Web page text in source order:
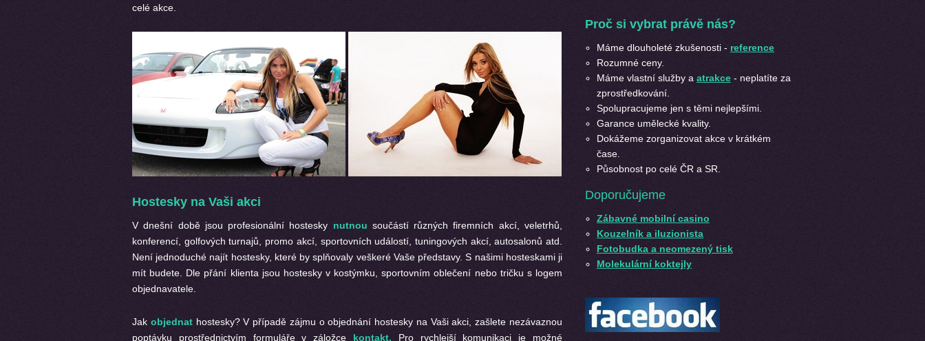
celé akce.
Hostesky na Vaši akci
V dnešní době jsou profesionální hostesky nutnou součástí různých firemních akcí, veletrhů,
konferencí, golfových turnajů, promo akcí, sportovních událostí, tuningových akcí, autosalonů atd.
Není jednoduché najít hostesky, které by splňovaly veškeré Vaše představy. S našimi hosteskami ji
mít budete. Dle přání klienta jsou hostesky v kostýmku, sportovním oblečení nebo tričku s logem
objednavatele.
Jak objednathostesky? V případě zájmu o objednání hostesky na Vaši akci, zašlete nezávaznou
poptávku prostřednictvím formuláře v záložce kontakt. Pro rychlejší komunikaci je možné
Proč si vybrat právě nás?
Máme dlouholeté zkušenosti - reference
Rozumné ceny.
Máme vlastní služby a atrakce - neplatíte za
zprostředkování.
Spolupracujeme jen s těmi nejlepšími.
Garance umělecké kvality.
Dokážeme zorganizovat akce v krátkém
čase.
Působnost po celé ČR a SR.
Doporučujeme
Zábavné mobilní casino
Kouzelník a iluzionista
Fotobudka a neomezený tisk
Molekulární koktejly